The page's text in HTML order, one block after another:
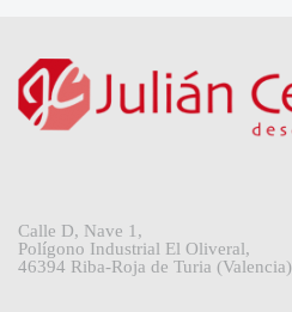
Calle D, Nave 1,
Polígono Industrial El Oliveral,
46394 Riba-Roja de Turia (Valencia)